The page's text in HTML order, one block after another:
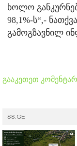
ხოლო
98,1%-ს“,-
გამოგზავნილ
გააკეთეთ
SS.GE